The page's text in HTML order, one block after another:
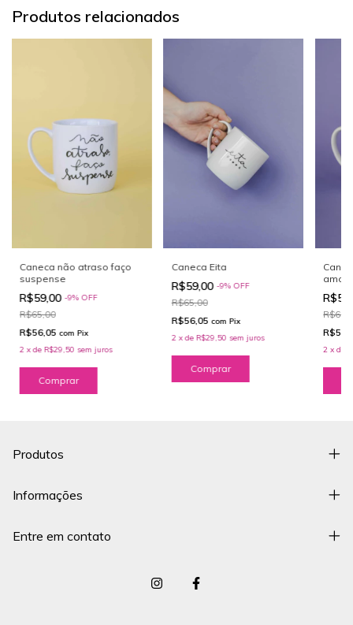
Produtos relacionados
Caneca não atraso faço
suspense
R$59,00 -9% OFF
R$65,00
R$56,05 com Pix
2 xde R$29,50 sem juros
Caneca Eita
R$59,00 -9% OFF
R$65,00
R$56,05 com Pix
2 xde R$29,50 sem juros
2 x de
Produtos
Informações
Entre em contato